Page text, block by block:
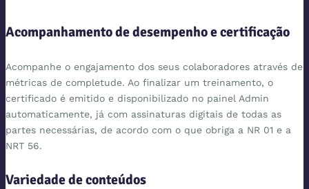
Acompanhamento de desempenho e certificação
Acompanhe o engajamento dos seus colaboradores através de
métricas de completude. Ao finalizar um treinamento, o
certificado é emitido e disponibilizado no painel Admin
automaticamente, já com assinaturas digitais de todas as
partes necessárias, de acordo com o que obriga a NR 01 e a
NRT 56.
Variedade de conteúdos